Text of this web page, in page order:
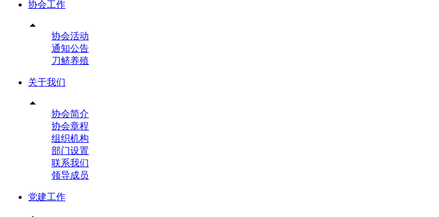
协会工作

协会活动
通知公告
刀鲚养殖
关于我们

协会简介
协会章程
组织机构
部门设置
联系我们
领导成员
党建工作